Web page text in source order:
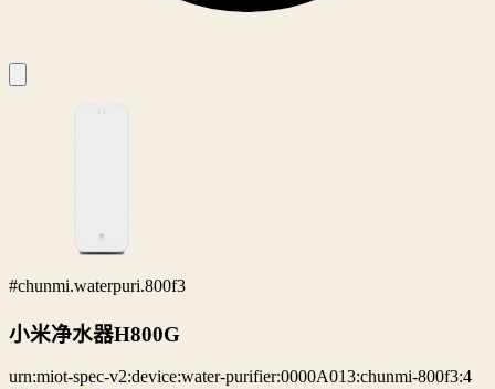
#chunmi.waterpuri.800f3
小米净水器H800G
urn:miot-spec-v2:device:water-purifier:0000A013:chunmi-800f3:4